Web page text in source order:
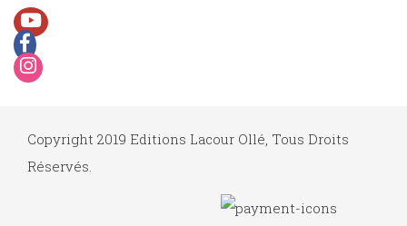
Copyright 2019 Editions Lacour Ollé, Tous Droits
Réservés.